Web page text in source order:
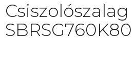
SBRSG760K80